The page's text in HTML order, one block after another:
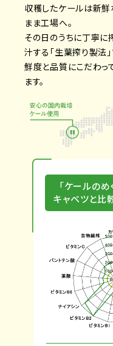
収穫したケールは新鮮
まま工場へ。
その日のうちに丁寧に
汁する「生葉搾り製法」
鮮度と品質にこだわっ
ます。
「ケールのめ
キャベツと比